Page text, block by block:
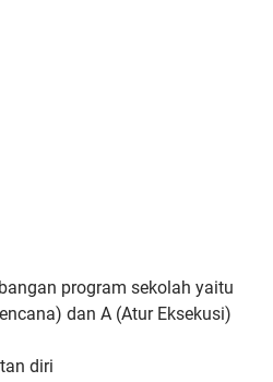
program sekolah yaitu
dan A (Atur Eksekusi)
diri